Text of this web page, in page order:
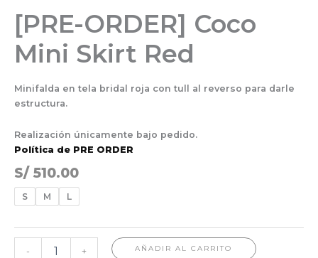
[PRE-ORDER] Coco
Mini Skirt Red
Minifalda en tela bridal roja con tull al reverso para darle
estructura.
Realización únicamente bajo pedido.
Política de PRE ORDER
S/510.00
S M L
- + AÑADIR AL CARRITO